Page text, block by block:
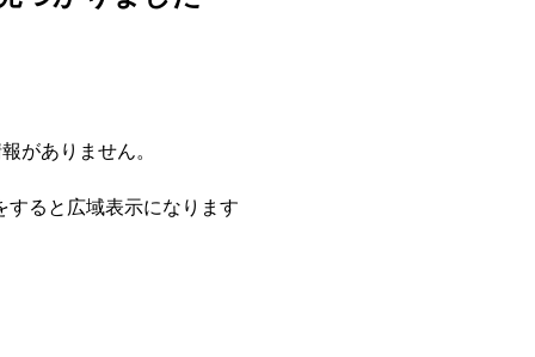
がありません。
ると広域表示になります